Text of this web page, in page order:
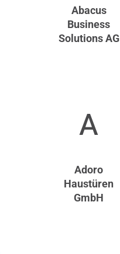
Abacus
Business
Solutions AG
A
Adoro
Haustüren
GmbH